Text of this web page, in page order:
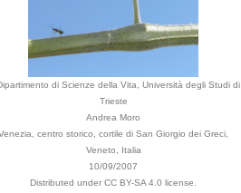
di Scienze della Vita, Università degli Studi di
Trieste
Andrea Moro
centro storico, cortile di San Giorgio dei Greci,
Veneto, Italia
10/09/2007
Distributed under CC BY-SA 4.0 license.